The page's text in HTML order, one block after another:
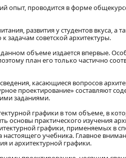
опыт, проводится в форме
развития у студентов вкуса, а
задачам советской архитектуры.
объеме издается впервые.
план его только частично
касающиеся вопросов
проектирование» составляют
заданиями.
графики в том объеме, в
основы практического изучения
графики, применяемых в
учебника. Главное
и архитектурной графики.